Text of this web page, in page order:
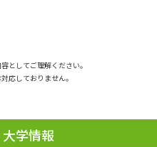
ポート
個人情報取扱規定
としてご理解ください。
応しておりません。
学情報